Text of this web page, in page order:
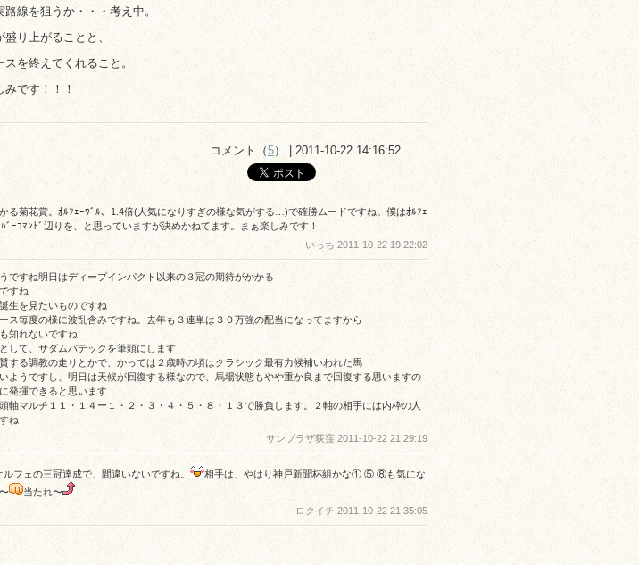
路線を狙うか・・・考え中。
り上がることと、
スを終えてくれること。
みです！！！
コメント（5） | 2011-10-22 14:16:52
る菊花賞。ｵﾙﾌｪｰｳﾞﾙ、1.4倍(人気になりすぎの様な気がする…)で確勝ムードですね。僕はｵﾙﾌｪ
ﾞｰｺﾏﾝﾄﾞ辺りを、と思っていますが決めかねてます。まぁ楽しみです！
いっち 2011-10-22 19:22:02
すね明日はディープインパクト以来の３冠の期待がかかる
すね
生を見たいものですね
ス毎度の様に波乱含みですね。去年も３連単は３０万強の配当になってますから
知れないですね
して、サダムパテックを筆頭にします
する調教の走りとかで、かっては２歳時の頃はクラシック最有力候補いわれた馬
ようですし、明日は天候が回復する様なので、馬場状態もやや重か良まで回復する思いますの
発揮できると思います
軸マルチ１１・１４ー１・２・３・４・５・８・１３で勝負します。２軸の相手には内枠の人
ね
サンプラザ荻窪 2011-10-22 21:29:19
ルフェの三冠達成で、間違いないですね。
相手は、やはり神戸新聞杯組かな① ⑤ ⑧も気にな
当たれ〜
ロクイチ 2011-10-22 21:35:05